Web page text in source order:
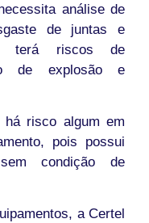
análise de
de juntas e
terá riscos de
de explosão e
risco algum em
pois possui
condição de
a Certel